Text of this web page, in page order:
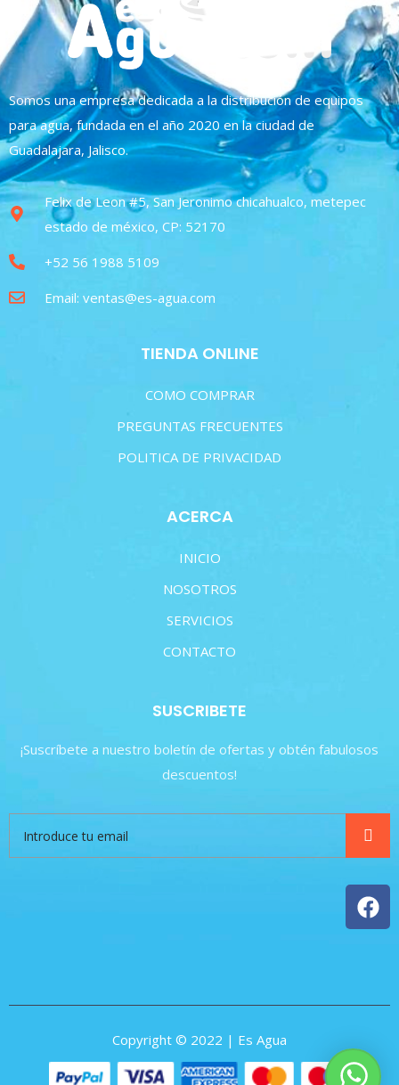
Somos una empresa dedicada a la distribución de equipos
para agua, fundada en el año 2020 en la ciudad de
Guadalajara, Jalisco.
Felix de Leon #5, San Jeronimo chicahualco, metepec
estado de méxico, CP: 52170
+52 56 1988 5109
Email: ventas@es-agua.com
TIENDA ONLINE
COMO COMPRAR
PREGUNTAS FRECUENTES
POLITICA DE PRIVACIDAD
ACERCA
INICIO
NOSOTROS
SERVICIOS
CONTACTO
SUSCRIBETE
¡Suscríbete a nuestro boletín de ofertas y obtén fabulosos
descuentos!
Copyright © 2022 | Es Agua